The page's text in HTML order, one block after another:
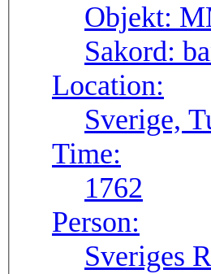
Objekt:
Sakord:
Location:
Sverige,
Time:
1762
Person:
Sveriges